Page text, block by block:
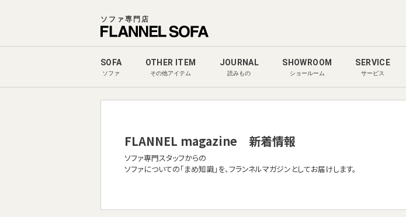
ソファ専門店
SOFA
ソファ
OTHER ITEM
その他アイテム
JOURNAL
読みもの
SHOWROOM
ショールーム
SERVICE
サービス
FLANNEL magazine 新着情報
ソファ専門スタッフからの
ソファについての「まめ知識」を、フランネルマガジンとしてお届けします。